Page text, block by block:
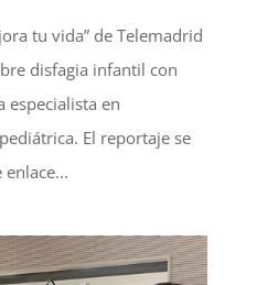
tu vida” de Telemadrid
disfagia infantil con
especialista en
El reportaje se